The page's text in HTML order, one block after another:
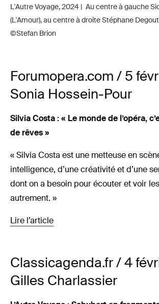
L'Autre Voyage, 2024 | Au centre à gauche
(L'Amour), au centre à droite Stéphane
©Stefan Brion
Forumopera.com / 5
Sonia Hossein-Pour
Silvia Costa : « Le monde de l’opéra,
de rêves »
« Silvia Costa est une metteuse en
intelligence, d’une créativité et d’une
dont on a besoin pour écouter et voir
autrement. »
Lire l’article
Classicagenda.fr / 4
Gilles Charlassier